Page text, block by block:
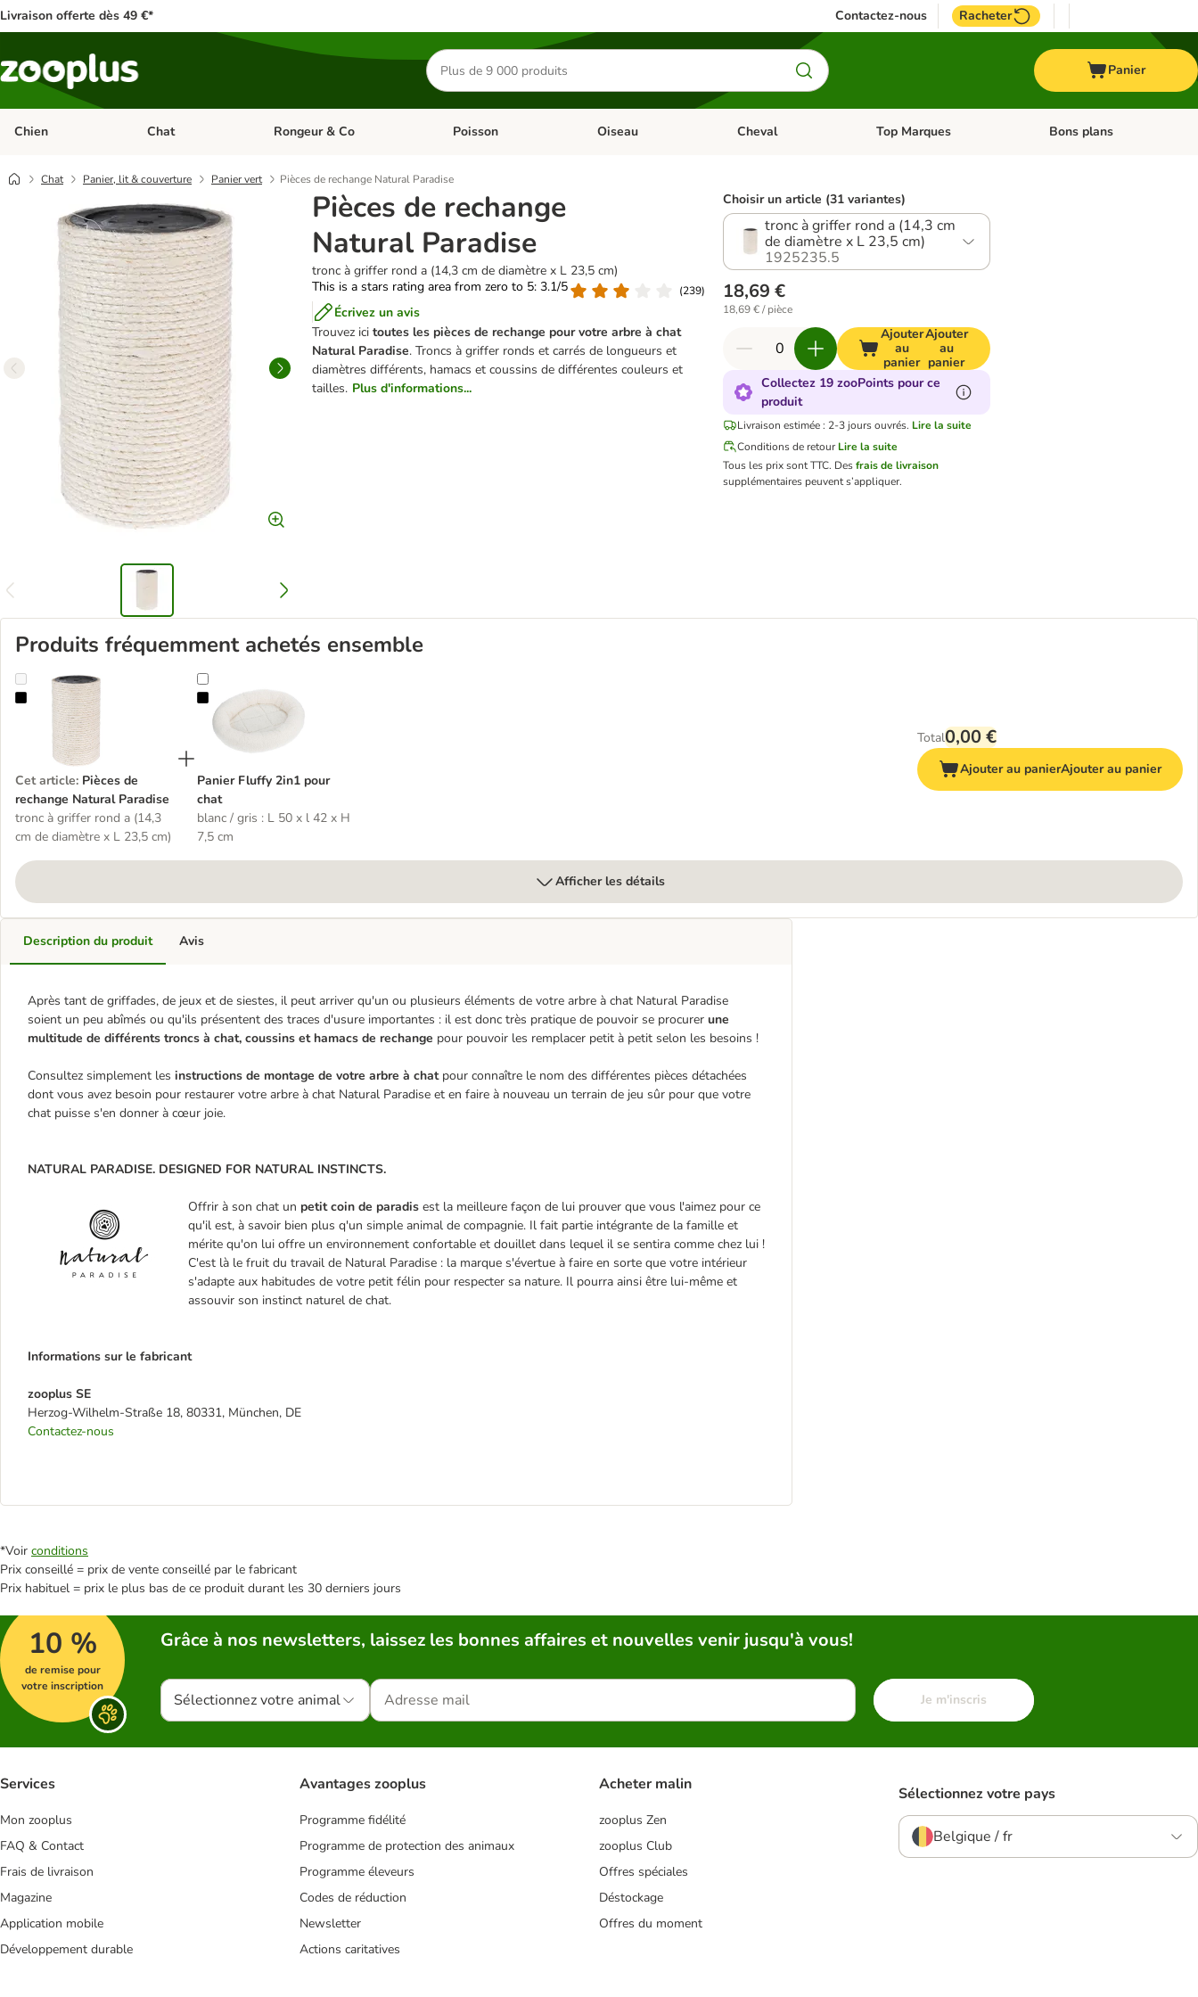
Livraison offerte dès 49 €* Contactez-nous Racheter
Rechercher
des
produits
Panier
Chien Dérouler les catégories: Chien
Chat Dérouler les catégories: Chat
Rongeur & Co Dérouler les catégories: Rongeur & Co
Poisson Dérouler les catégories: Poisson
Oiseau Dérouler les catégories: Oiseau
Cheval Dérouler les catégories: Cheval
Top Marques Dérouler les catégories: Top
Bons plans
Chat Panier, lit & couverture Panier vert Pièces de rechange Natural Paradise
Pièces de rechange
Natural Paradise
tronc à griffer rond a (14,3 cm de diamètre x L 23,5 cm)
This is a stars rating area from zero to 5: 3.1/5
(239)
Écrivez un avis
Trouvez icitoutes les pièces de rechange pour votre arbre à chat
Natural Paradise. Troncs à griffer ronds et carrés de longueurs et
diamètres différents, hamacs et coussins de différentes couleurs et
tailles. Plus d'informations...
Choisir un article (31 variantes)
tronc à griffer rond a (14,3 cm
de diamètre x L 23,5 cm)
1925235.5
18,69 €
18,69 € / pièce
Ajouter
au
panier
Ajouter
au
panier
Collectez 19 zooPoints pour ce
produit
Livraison estimée : 2-3 jours ouvrés. Lire la suite
Conditions de retour Lire la suite
Tous les prix sont TTC. Desfrais de livraison
supplémentaires peuvent s’appliquer.
Produits fréquemment achetés ensemble
Pièces de rechange Natural Paradise
Cet article: Pièces de
rechange Natural Paradise
tronc à griffer rond a (14,3
cm de diamètre x L 23,5 cm)
Panier Fluffy 2in1 pour chat
Panier Fluffy 2in1 pour
chat
blanc / gris : L 50 x l 42 x H
7,5 cm
Total0,00 €
Ajouter au panierAjouter au panier
Afficher les détails
Description du produit
Après tant de griffades, de jeux et de siestes, il peut arriver qu'un ou plusieurs éléments de votre arbre à chat Natural Paradise
soient un peu abîmés ou qu'ils présentent des traces d'usure importantes : il est donc très pratique de pouvoir se procurer une
multitude de différents troncs à chat, coussins et hamacs de rechange pour pouvoir les remplacer petit à petit selon les besoins !
Consultez simplement les instructions de montage de votre arbre à chatpour connaître le nom des différentes pièces détachées
dont vous avez besoin pour restaurer votre arbre à chat Natural Paradise et en faire à nouveau un terrain de jeu sûr pour que votre
chat puisse s'en donner à cœur joie.
NATURAL PARADISE. DESIGNED FOR NATURAL INSTINCTS.
Offrir à son chat un petit coin de paradis est la meilleure façon de lui prouver que vous l'aimez pour ce
qu'il est, à savoir bien plus q'un simple animal de compagnie. Il fait partie intégrante de la famille et
mérite qu'on lui offre un environnement confortable et douillet dans lequel il se sentira comme chez lui !
C'est là le fruit du travail de Natural Paradise : la marque s'évertue à faire en sorte que votre intérieur
s'adapte aux habitudes de votre petit félin pour respecter sa nature. Il pourra ainsi être lui-même et
assouvir son instinct naturel de chat.
Informations sur le fabricant
zooplus SE
Herzog-Wilhelm-Straße 18, 80331, München, DE
Contactez-nous
Avis
*Voir conditions
Prix conseillé = prix de vente conseillé par le fabricant
Prix habituel = prix le plus bas de ce produit durant les 30 derniers jours
10 %
de remise pour
votre inscription
Grâce à nos newsletters, laissez les bonnes affaires et nouvelles venir jusqu'à vous!
Sélectionnez votre animal Je m'inscris
Services
Mon zooplus
FAQ & Contact
Frais de livraison
Magazine
Application mobile
Développement durable
Avantages zooplus
Programme fidélité
Programme de protection des animaux
Programme éleveurs
Codes de réduction
Newsletter
Actions caritatives
Acheter malin
zooplus Zen
zooplus Club
Offres spéciales
Déstockage
Offres du moment
Sélectionnez votre pays
Belgique / fr